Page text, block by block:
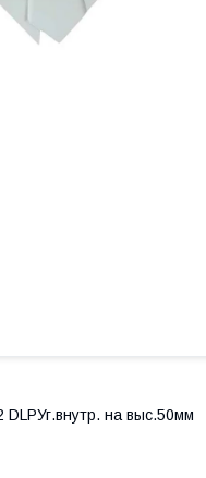
DLPУг.внутр. на выс.50мм